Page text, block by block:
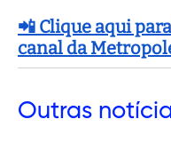
📲 Clique aqui
canal da
Outras